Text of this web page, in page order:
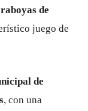
de
juego de
de
, con una